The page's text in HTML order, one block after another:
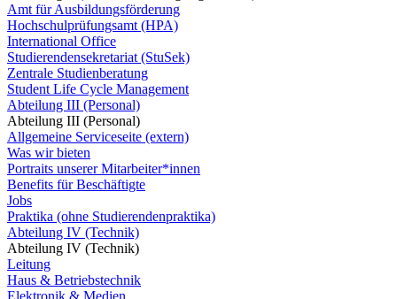
Amt für Ausbildungsförderung
Hochschulprüfungsamt (HPA)
International Office
Studierendensekretariat (StuSek)
Zentrale Studienberatung
Student Life Cycle Management
Abteilung III (Personal)
Abteilung III (Personal)
Allgemeine Serviceseite (extern)
Was wir bieten
Portraits unserer Mitarbeiter*innen
Benefits für Beschäftigte
Jobs
Praktika (ohne Studierendenpraktika)
Abteilung IV (Technik)
Abteilung IV (Technik)
Leitung
Haus & Betriebstechnik
Elektronik & Medien